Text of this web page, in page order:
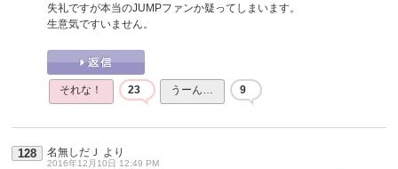
失礼ですが本当のJUMPファンか疑ってしまいます。
生意気ですいません。
それな！ 23 うーん… 9
128 名無しだＪ より
2016年12月10日 12:49 PM